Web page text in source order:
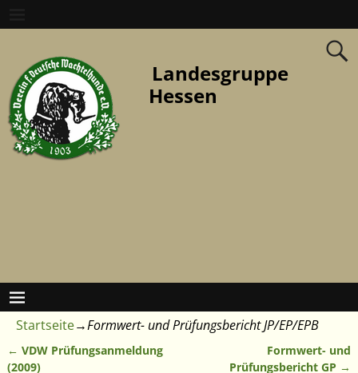
Landesgruppe
Hessen
Startseite→Formwert- und Prüfungsbericht JP/EP/EPB
Artikelnavigation
VDW Prüfungsanmeldung
(2009)
Formwert- und
Prüfungsbericht GP→